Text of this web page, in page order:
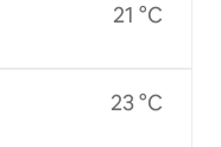
21 °C
23 °C